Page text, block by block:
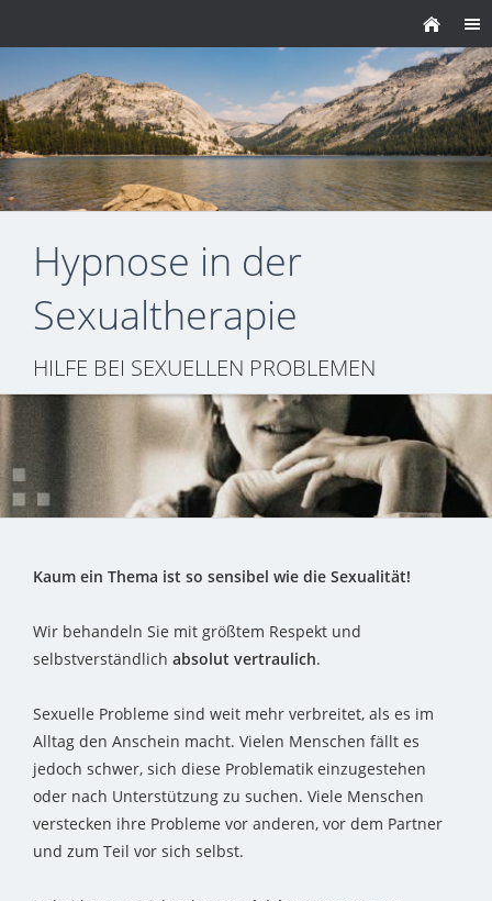
Hypnose in der
Sexualtherapie
HILFE BEI SEXUELLEN PROBLEMEN
Kaum ein Thema ist so sensibel wie die Sexualität!
Wir behandeln Sie mit größtem Respekt und
selbstverständlich absolut vertraulich.
Sexuelle Probleme sind weit mehr verbreitet, als es im
Alltag den Anschein macht. Vielen Menschen fällt es
jedoch schwer, sich diese Problematik einzugestehen
oder nach Unterstützung zu suchen. Viele Menschen
verstecken ihre Probleme vor anderen, vor dem Partner
und zum Teil vor sich selbst.